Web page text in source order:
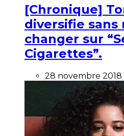
[Chronique]
diversifie
changer sur
Cigarettes”.
28 novembre 2018